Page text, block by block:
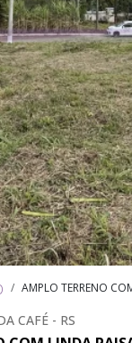
AMPLO TERRENO
CAFÉ - RS